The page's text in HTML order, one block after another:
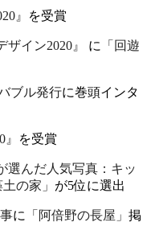
』 を受賞
ザイン2020』 に
「回遊
ブル発行に巻頭インタ
を受賞
選んだ人気写真：キッ
の家」 が5位に選出
に 「阿倍野の長屋」 掲